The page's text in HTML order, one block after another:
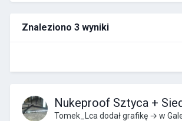
Znaleziono 3 wyniki
Nukeproof Sztyca +
Tomek_Lca dodał grafikę → w